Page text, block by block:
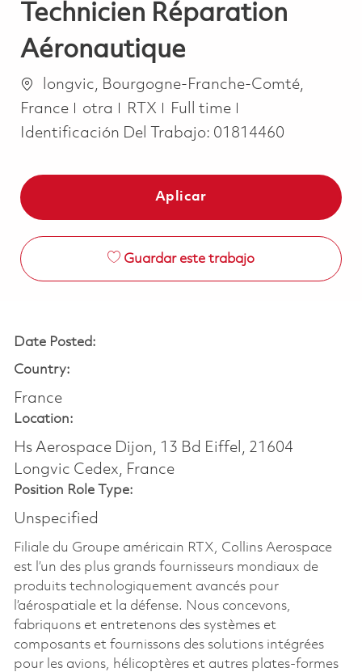
Technicien Réparation
Aéronautique
Ubicación
longvic, Bourgogne-Franche-Comté,
France
Categoría
otra RTX Job Type
Full time
Identificación Del Trabajo: 01814460
Aplicar
Guardar este trabajo
Date Posted:
Country:
France
Location:
Hs Aerospace Dijon, 13 Bd Eiffel, 21604
Longvic Cedex, France
Position Role Type:
Unspecified
Filiale du Groupe américain RTX, Collins Aerospace
est l’un des plus grands fournisseurs mondiaux de
produits technologiquement avancés pour
l’aérospatiale et la défense. Nous concevons,
fabriquons et entretenons des systèmes et
composants et fournissons des solutions intégrées
pour les avions, hélicoptères et autres plates-formes